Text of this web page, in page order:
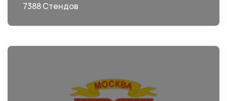
7388 Стендов